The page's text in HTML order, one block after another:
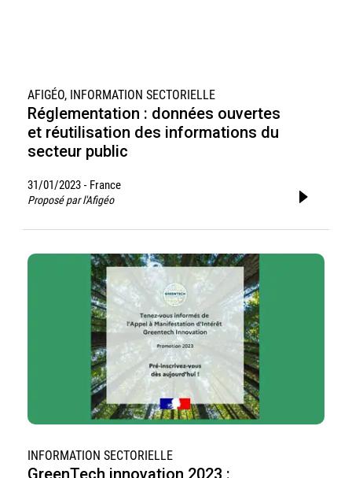
AFIGÉO, INFORMATION SECTORIELLE
Réglementation : données ouvertes
et réutilisation des informations du
secteur public
31/01/2023 - France
Proposé par l'Afigéo
INFORMATION SECTORIELLE